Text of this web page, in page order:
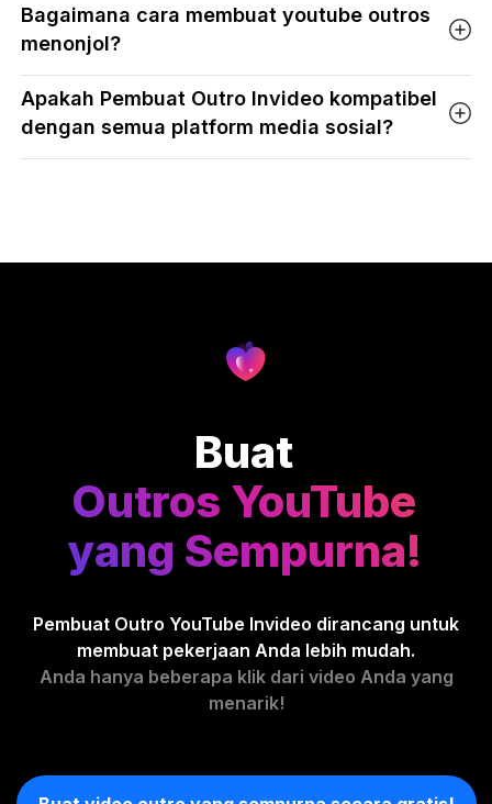
Bagaimana cara membuat youtube outros
menonjol?
Apakah Pembuat Outro Invideo kompatibel
dengan semua platform media sosial?
Buat
Outros YouTube
yang Sempurna!
Pembuat Outro YouTube Invideo dirancang untuk
membuat pekerjaan Anda lebih mudah.
Anda hanya beberapa klik dari video Anda yang
menarik!